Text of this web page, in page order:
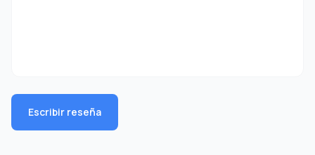
Escribir reseña